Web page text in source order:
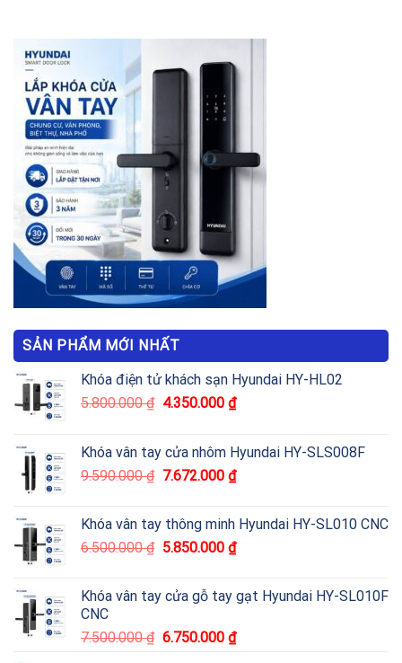
SẢN PHẨM MỚI NHẤT
Khóa điện tử khách sạn Hyundai HY-HL02
5.800.000₫ 4.350.000 ₫
Khóa vân tay cửa nhôm Hyundai HY-SLS008F
9.590.000₫ 7.672.000 ₫
Khóa vân tay thông minh Hyundai HY-SL010 CNC
6.500.000₫ 5.850.000 ₫
Khóa vân tay cửa gỗ tay gạt Hyundai HY-SL010F
CNC
7.500.000₫ 6.750.000 ₫